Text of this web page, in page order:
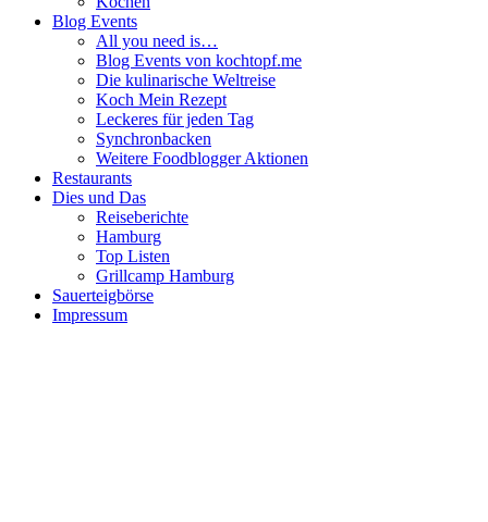
Blog Events
All you need is…
Blog Events von kochtopf.me
Die kulinarische Weltreise
Koch Mein Rezept
Leckeres für jeden Tag
Synchronbacken
Weitere Foodblogger Aktionen
Restaurants
Dies und Das
Reiseberichte
Hamburg
Top Listen
Grillcamp Hamburg
Sauerteigbörse
Impressum